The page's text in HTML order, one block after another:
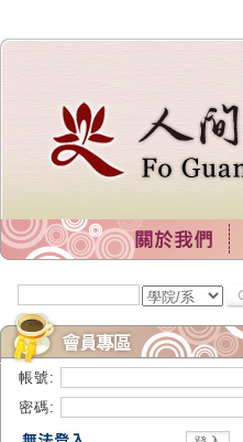
帳號:
密碼: